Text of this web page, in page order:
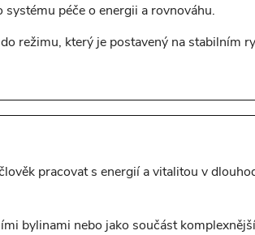
péče o energii a rovnováhu.
režimu, který je postavený na stabilním
pracovat s energií a vitalitou v
bylinami nebo jako součást